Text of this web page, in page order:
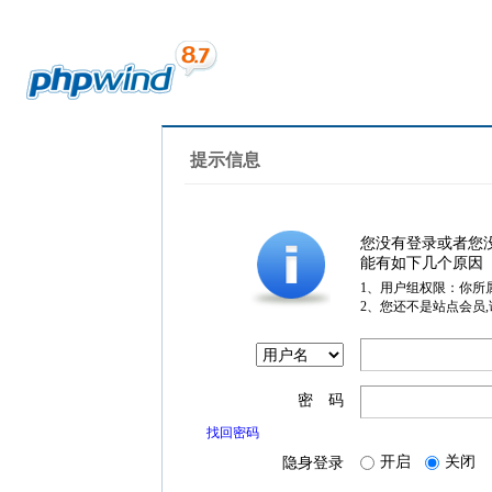
提示信息
您没有登录或者您
能有如下几个原因
1、用户组权限：你所
2、您还不是站点会员
密 码
找回密码
隐身登录 开启 关闭